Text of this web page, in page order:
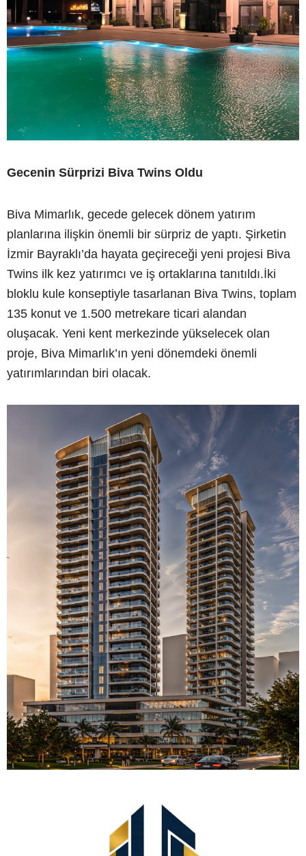
Gecenin Sürprizi Biva Twins Oldu
Biva Mimarlık, gecede gelecek dönem yatırım
planlarına ilişkin önemli bir sürpriz de yaptı. Şirketin
İzmir Bayraklı’da hayata geçireceği yeni projesi Biva
Twins ilk kez yatırımcı ve iş ortaklarına tanıtıldı.İki
bloklu kule konseptiyle tasarlanan Biva Twins, toplam
135 konut ve 1.500 metrekare ticari alandan
oluşacak. Yeni kent merkezinde yükselecek olan
proje, Biva Mimarlık’ın yeni dönemdeki önemli
yatırımlarından biri olacak.